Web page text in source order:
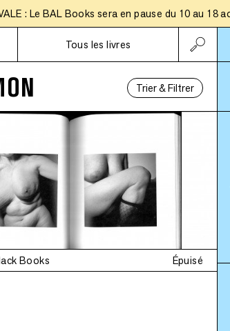
: Le BAL Books sera en pause du 10 au 18
Tous les livres
Abonnements
Trier & Filtrer
Books Épuisé